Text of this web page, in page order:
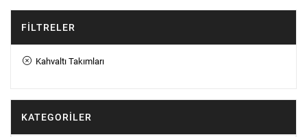
FILTRELER
Kahvaltı Takımları
KATEGORILER